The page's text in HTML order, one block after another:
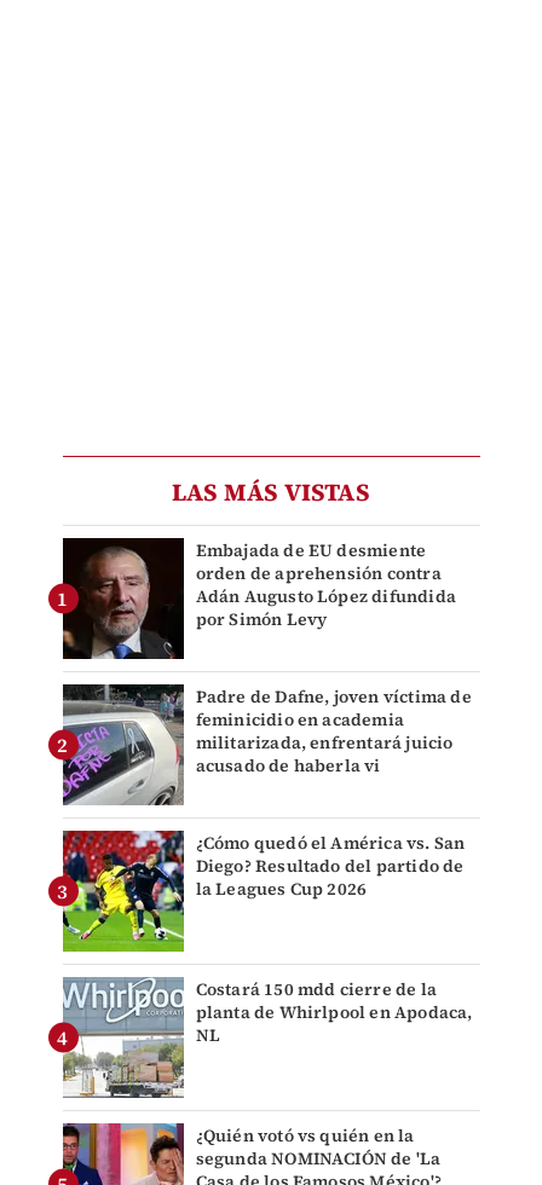
LAS MÁS VISTAS
Embajada de EU desmiente
orden de aprehensión contra
Adán Augusto López difundida
por Simón Levy
Padre de Dafne, joven víctima de
feminicidio en academia
militarizada, enfrentará juicio
acusado de haberla vi
¿Cómo quedó el América vs. San
Diego? Resultado del partido de
la Leagues Cup 2026
Costará 150 mdd cierre de la
planta de Whirlpool en Apodaca,
NL
¿Quién votó vs quién en la
segunda NOMINACIÓN de 'La